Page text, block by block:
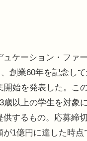
ケーション・ファ
創業60年を記念し
開始を発表した。こ
歳以上の学生を対象
するもの。応募締
1億円に達した時点